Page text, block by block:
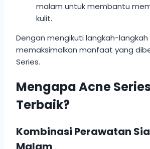
malam untuk membantu
kulit.
Dengan mengikuti langkah-
memaksimalkan manfaat yang
Series.
Mengapa Acne
Terbaik?
Kombinasi Perawatan